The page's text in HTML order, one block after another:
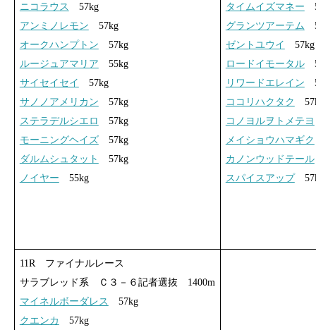
ニコラウス
57kg
アンミノレモン 57kg
オークハンプトン 57kg
ルージュアマリア 55kg
サイセイセイ
57kg
サノノアメリカン 57kg
ステラデルシエロ
57kg
モーニングヘイズ57kg
ダルムシュタット
57kg
ノイヤー 55kg
タイムイズマネー
グランツアーテム
ゼントユウイ
57kg
ロードイモータル
リワードエレイン
ココリハクタク
コノヨルヲトメテヨ
メイショウハマギク
カノンウッドテール
スパイスアップ
11R ファイナルレース
サラブレッド系 Ｃ３－６記者選抜 1400m
マイネルボーダレス
57kg
クエンカ
57kg